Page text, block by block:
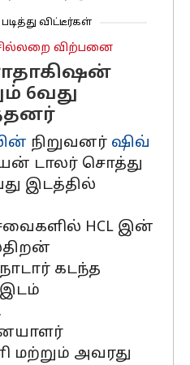
விட்டீர்கள்
விற்பனை
6வது
நிறுவனர் ஷிவ்
டாலர் சொத்து
இடத்தில்
HCL இன்
கடந்த
மற்றும் அவரது